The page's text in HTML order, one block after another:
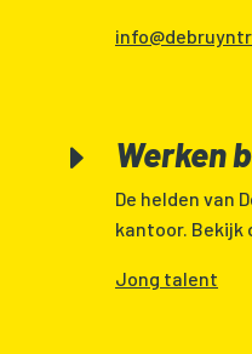
E Werken
De helden van
kantoor. Bekijk
Jong talent